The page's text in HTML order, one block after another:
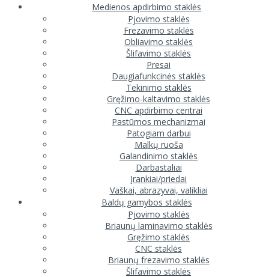
Medienos apdirbimo staklės
Pjovimo staklės
Frezavimo staklės
Obliavimo staklės
Šlifavimo staklės
Presai
Daugiafunkcinės staklės
Tekinimo staklės
Gręžimo-kaltavimo staklės
CNC apdirbimo centrai
Pastūmos mechanizmai
Patogiam darbui
Malkų ruoša
Galandinimo staklės
Darbastaliai
Įrankiai/priedai
Vaškai, abrazyvai, valikliai
Baldų gamybos staklės
Pjovimo staklės
Briaunų laminavimo staklės
Gręžimo staklės
CNC staklės
Briaunų frezavimo staklės
Šlifavimo staklės